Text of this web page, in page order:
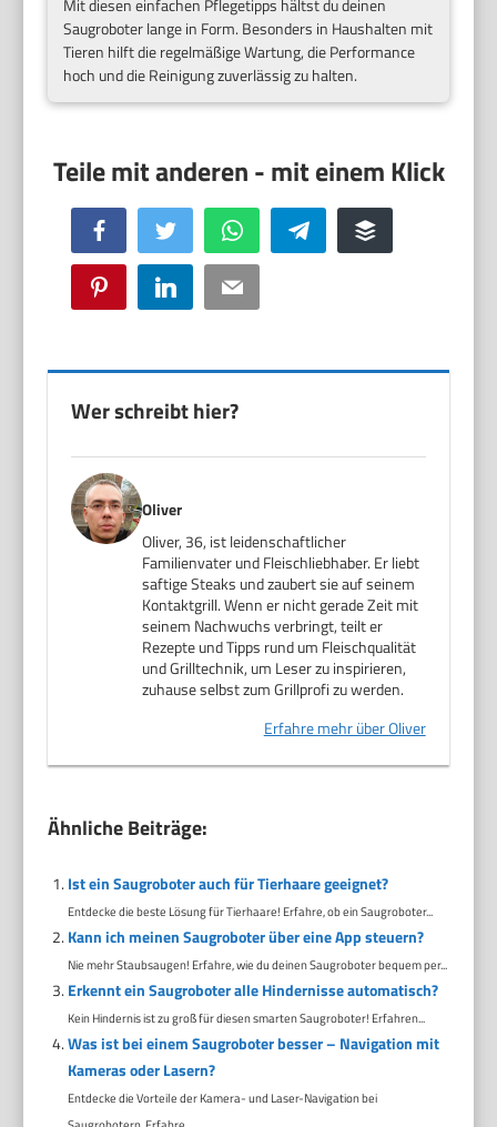
Mit diesen einfachen Pflegetipps hältst du deinen
Saugroboter lange in Form. Besonders in Haushalten mit
Tieren hilft die regelmäßige Wartung, die Performance
hoch und die Reinigung zuverlässig zu halten.
Facebook Twitter WhatsApp Telegram Buffer
Pinterest LinkedIn Email
Wer schreibt hier?
Oliver
Oliver, 36, ist leidenschaftlicher
Familienvater und Fleischliebhaber. Er liebt
saftige Steaks und zaubert sie auf seinem
Kontaktgrill. Wenn er nicht gerade Zeit mit
seinem Nachwuchs verbringt, teilt er
Rezepte und Tipps rund um Fleischqualität
und Grilltechnik, um Leser zu inspirieren,
zuhause selbst zum Grillprofi zu werden.
Erfahre mehr über Oliver
Ähnliche Beiträge:
Ist ein Saugroboter auch für Tierhaare geeignet?
Entdecke die beste Lösung für Tierhaare! Erfahre, ob ein Saugroboter...
Kann ich meinen Saugroboter über eine App steuern?
Nie mehr Staubsaugen! Erfahre, wie du deinen Saugroboter bequem per...
Erkennt ein Saugroboter alle Hindernisse automatisch?
Kein Hindernis ist zu groß für diesen smarten Saugroboter! Erfahren...
Was ist bei einem Saugroboter besser – Navigation mit
Kameras oder Lasern?
Entdecke die Vorteile der Kamera- und Laser-Navigation bei